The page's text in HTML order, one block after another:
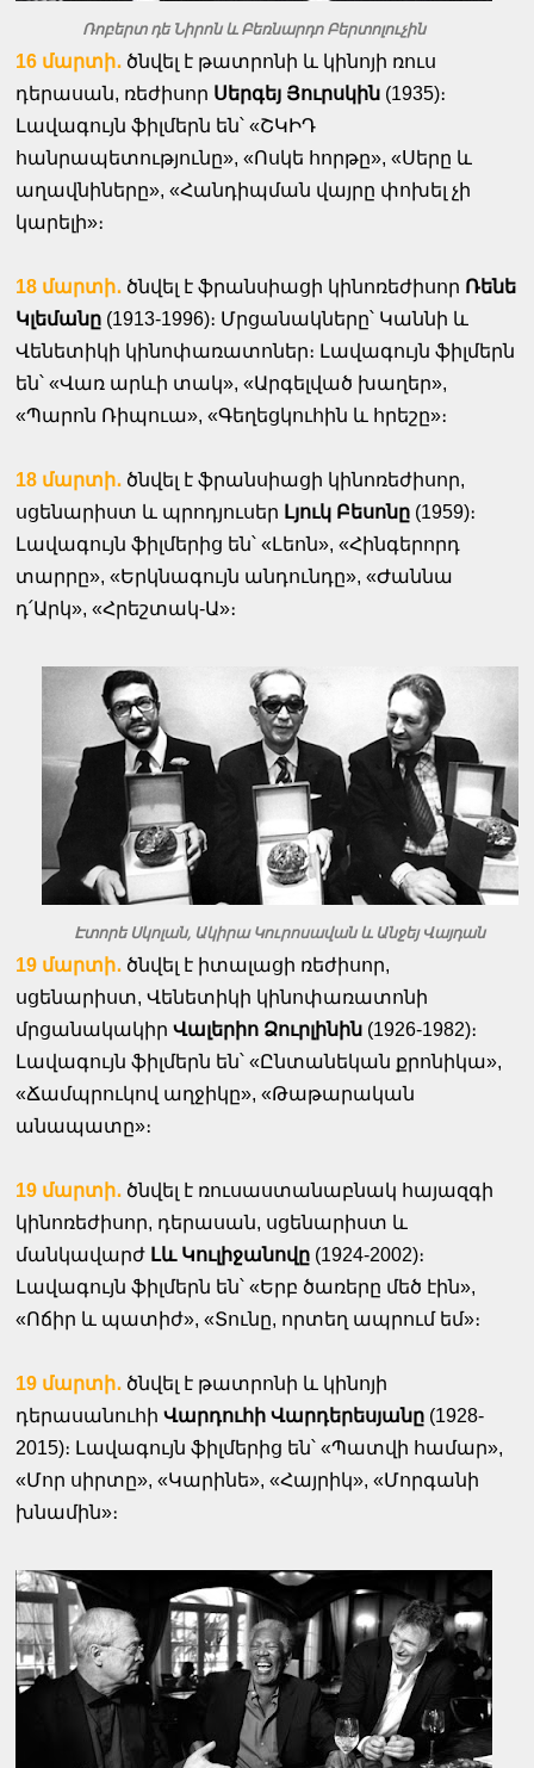
Ռոբերտ դե Նիրոն և Բեռնարդո Բերտոլուչին
16 մարտի․ ծնվել է թատրոնի և կինոյի ռուս
դերասան, ռեժիսոր Սերգեյ Յուրսկին (1935)։
Լավագույն ֆիլմերն են՝ «ՇԿԻԴ
հանրապետությունը», «Ոսկե հորթը», «Սերը և
աղավնիները», «Հանդիպման վայրը փոխել չի
կարելի»։
18 մարտի․ ծնվել է ֆրանսիացի կինոռեժիսոր Ռենե
Կլեմանը (1913-1996)։ Մրցանակները՝ Կաննի և
Վենետիկի կինոփառատոներ։ Լավագույն ֆիլմերն
են՝ «Վառ արևի տակ», «Արգելված խաղեր»,
«Պարոն Ռիպուա», «Գեղեցկուհին և հրեշը»։
18 մարտի․ ծնվել է ֆրանսիացի կինոռեժիսոր,
սցենարիստ և պրոդյուսեր Լյուկ Բեսոնը (1959)։
Լավագույն ֆիլմերից են՝ «Լեոն», «Հինգերորդ
տարրը», «Երկնագույն անդունդը», «Ժաննա
դ՛Արկ», «Հրեշտակ-Ա»։
Էտորե Սկոլան, Ակիրա Կուրոսավան և Անջեյ Վայդան
19 մարտի․ ծնվել է իտալացի ռեժիսոր,
սցենարիստ, Վենետիկի կինոփառատոնի
մրցանակակիրՎալերիո Ձուրլինին (1926-1982)։
Լավագույն ֆիլմերն են՝ «Ընտանեկան քրոնիկա»,
«Ճամպրուկով աղջիկը», «Թաթարական
անապատը»։
19 մարտի․ ծնվել է ռուսաստանաբնակ հայազգի
կինոռեժիսոր, դերասան, սցենարիստ և
մանկավարժ Լև Կուլիջանովը (1924-2002)։
Լավագույն ֆիլմերն են՝ «Երբ ծառերը մեծ էին»,
«Ոճիր և պատիժ», «Տունը, որտեղ ապրում եմ»։
19 մարտի․ ծնվել է թատրոնի և կինոյի
դերասանուհիՎարդուհի Վարդերեսյանը (1928-
2015)։ Լավագույն ֆիլմերից են՝ «Պատվի համար»,
«Մոր սիրտը», «Կարինե», «Հայրիկ», «Մորգանի
խնամին»։